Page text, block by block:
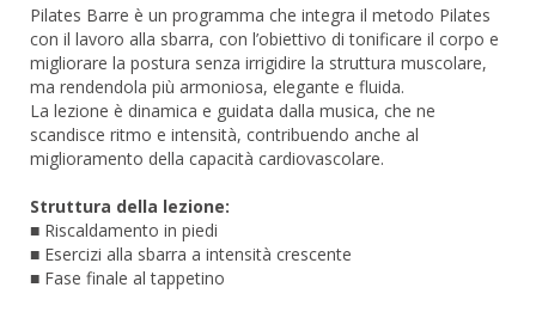
Pilates Barre è un programma che integra il metodo Pilates
con il lavoro alla sbarra, con l’obiettivo di tonificare il corpo e
migliorare la postura senza irrigidire la struttura muscolare,
ma rendendola più armoniosa, elegante e fluida.
La lezione è dinamica e guidata dalla musica, che ne
scandisce ritmo e intensità, contribuendo anche al
miglioramento della capacità cardiovascolare.
Struttura della lezione:
■ Riscaldamento in piedi
■ Esercizi alla sbarra a intensità crescente
■ Fase finale al tappetino